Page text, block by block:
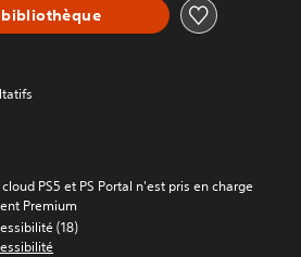
PS5 et PS Portal n'est pris en charge
Premium
(18)